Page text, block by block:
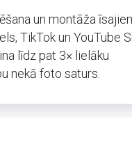
un montāža
TikTok un YouTube
līdz pat 3× lielāku
nekā foto saturs.